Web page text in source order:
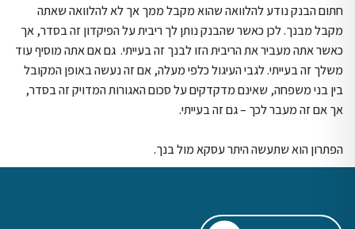
חתום הבנק נודע להלוואה שהוא מקבל ממך אך לא להלוואה שאתה
מקבל מבנך. לכן כאשר שהבנק נותן לך ריבית על הפיקדון זה בסדר, אך
כאשר אתה מעביר את הריבית הזו לבנך זה בעייתי. גם אם אתה מוסיף עוד
משלך זה בעייתי. לגבי העיגול כלפי מעלה, אם זה נעשה באופן המקובל
בין בני משפחה, שאינם מדקדקים על סכום האגורות המדויק זה בסדר,
אך אם זה מעבר לכך – גם זה בעייתי.
הפתרון הוא שתעשה היתר עסקא מול בנך.